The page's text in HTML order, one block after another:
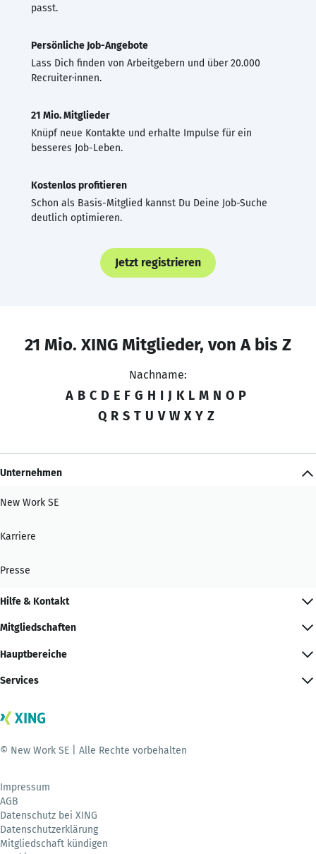
passt.
Persönliche Job-Angebote
Lass Dich finden von Arbeitgebern und über 20.000
Recruiter·innen.
21 Mio. Mitglieder
Knüpf neue Kontakte und erhalte Impulse für ein
besseres Job-Leben.
Kostenlos profitieren
Schon als Basis-Mitglied kannst Du Deine Job-Suche
deutlich optimieren.
Jetzt registrieren
21 Mio. XING Mitglieder, von A bis Z
Nachname:
A B C D E F G H I J K L M N O P
Q R S T U V W X Y Z
Unternehmen
New Work SE
Karriere
Presse
Hilfe & Kontakt
Mitgliedschaften
Hauptbereiche
Services
© New Work SE | Alle Rechte vorbehalten
Impressum
AGB
Datenschutz bei XING
Datenschutzerklärung
Mitgliedschaft kündigen